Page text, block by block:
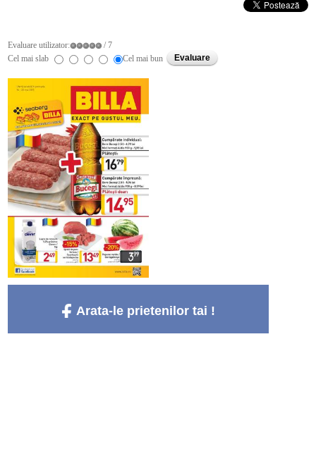
Evaluare utilizator:
/ 7
Cel mai slab
Cel mai bun
Arata-le prietenilor tai !